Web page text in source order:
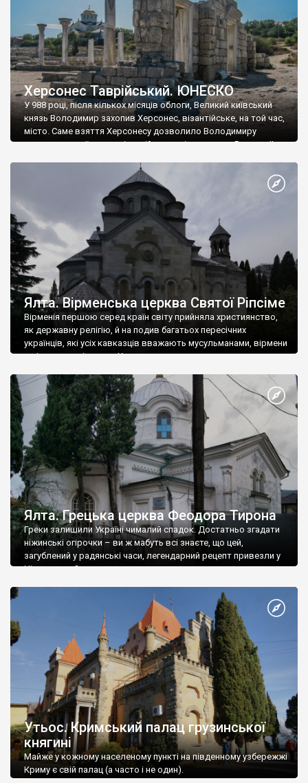
Херсонес Таврійський. ЮНЕСКО
У 988 році, після кількох місяців облоги, Великий київський
князь Володимир захопив Херсонес, візантійське, на той час,
місто. Саме взяття Херсонесу дозволило Володимиру
диктувати свої умови візантійському імператору Василю ІІ, та
Херсонесі Володимир-язичник, став Василем-християнином.
А потім було Хрещення Русі. На честь Херсонесу Таврійського
Ялта. Вірменська церква Святої Ріпсіме
Вірменія першою серед країн світу прийняла християнство,
як державну релігію, й на подив багатьох пересічних
українців, які усіх кавказців вважають мусульманами, вірмени
є відданими вірянами Христа
Ялта. Грецька церква Феодора Тирона
Греки залишили Україні чималий спадок. Достатньо згадати
ніжинські огірочки – ви ж мабуть всі знаєте, що цей,
загублений у радянські часи, легендарний рецепт привезли у
Ніжин греки?
Утьос. Кримський палац грузинської
княгині
Майже у кожному населеному пункті на південному узбережжі
Криму є свій палац (а часто і не один).